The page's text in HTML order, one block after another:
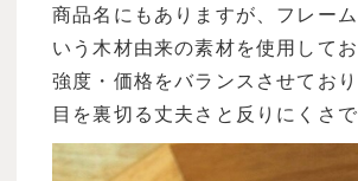
商品名にもありますが、フレー
いう木材由来の素材を使用して
強度・価格をバランスさせてお
目を裏切る丈夫さと反りにくさで